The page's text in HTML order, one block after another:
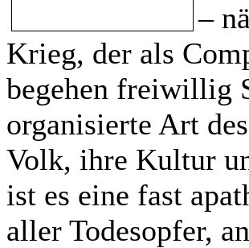
–
Krieg, der als
begehen freiwillig
organisierte Art
Volk, ihre Kultur
ist es eine fast
aller Todesopfer,